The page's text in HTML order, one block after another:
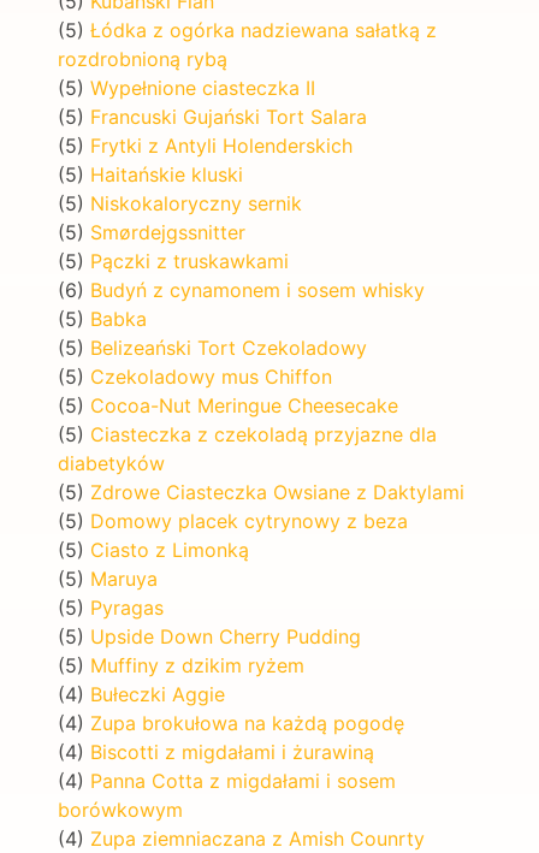
(5) Łódka z ogórka nadziewana sałatką z
rozdrobnioną rybą
(5) Wypełnione ciasteczka II
(5) Francuski Gujański Tort Salara
(5) Frytki z Antyli Holenderskich
(5) Haitańskie kluski
(5) Niskokaloryczny sernik
(5) Smørdejgssnitter
(5) Pączki z truskawkami
(6) Budyń z cynamonem i sosem whisky
(5) Babka
(5) Belizeański Tort Czekoladowy
(5) Czekoladowy mus Chiffon
(5) Cocoa-Nut Meringue Cheesecake
(5) Ciasteczka z czekoladą przyjazne dla
diabetyków
(5) Zdrowe Ciasteczka Owsiane z Daktylami
(5) Domowy placek cytrynowy z beza
(5) Ciasto z Limonką
(5) Maruya
(5) Pyragas
(5) Upside Down Cherry Pudding
(5) Muffiny z dzikim ryżem
(4) Bułeczki Aggie
(4) Zupa brokułowa na każdą pogodę
(4) Biscotti z migdałami i żurawiną
(4) Panna Cotta z migdałami i sosem
borówkowym
(4) Zupa ziemniaczana z Amish Counrty